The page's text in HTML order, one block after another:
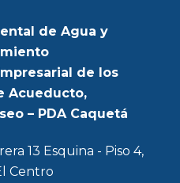
de Agua y
de los
Acueducto,
– PDA Caquetá
13 Esquina - Piso 4,
Centro